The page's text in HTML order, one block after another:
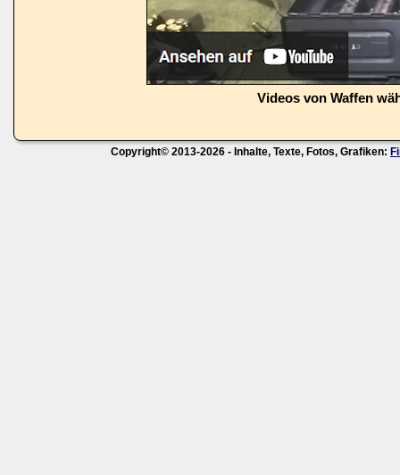
Videos von Waffen
Copyright© 2013-2026 - Inhalte, Texte, Fotos, Grafiken: